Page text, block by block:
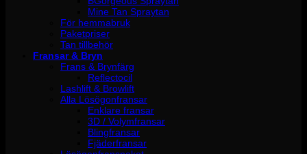
Mine Tan Spraytan
För hemmabruk
Paketpriser
Tan tillbehör
Fransar & Bryn
Frans & Brynfärg
Reflectocil
Lashlift & Browlift
Alla Lösögonfransar
Enklare fransar
3D / Volymfransar
Blingfransar
Fjäderfransar